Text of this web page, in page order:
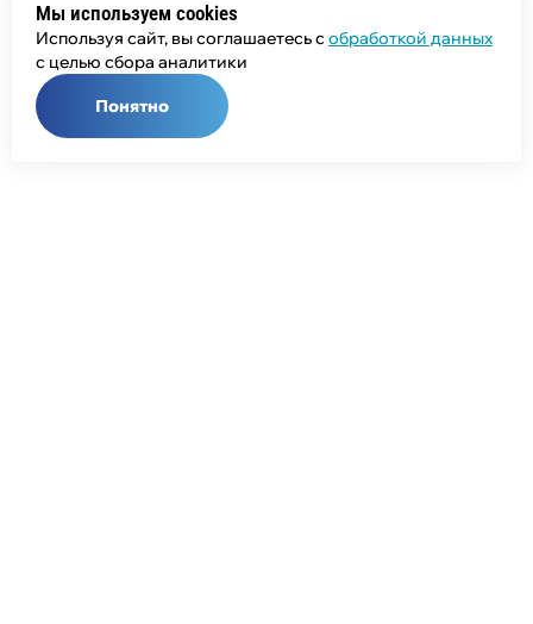
Мы используем cookies
Используя сайт, вы соглашаетесь с обработкой данных
с целью сбора аналитики
Понятно